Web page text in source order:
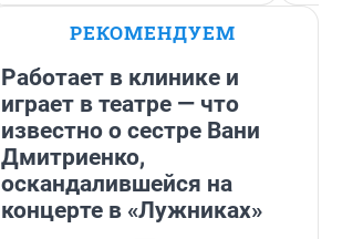
РЕКОМЕНДУЕМ
Работает в клинике и
играет в театре — что
известно о сестре Вани
Дмитриенко,
оскандалившейся на
концерте в «Лужниках»